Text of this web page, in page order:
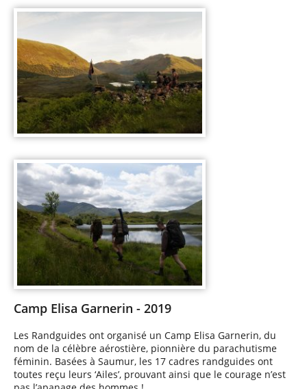
Camp Elisa Garnerin - 2019
Les Randguides ont organisé un Camp Elisa Garnerin, du
nom de la célèbre aérostière, pionnière du parachutisme
féminin. Basées à Saumur, les 17 cadres randguides ont
toutes reçu leurs ‘Ailes’, prouvant ainsi que le courage n’est